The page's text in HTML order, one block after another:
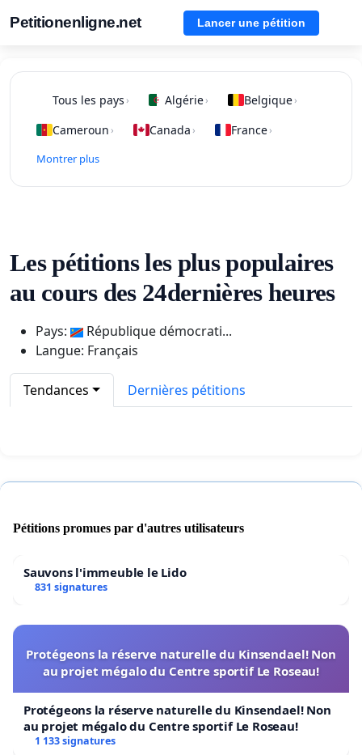
Petitionenligne.net Lancer une pétition
Tous les pays › Algérie› Belgique›
Cameroun › Canada › France›
Montrer plus
Les pétitions les plus populaires
au cours des 24dernières heures
Pays:
République démocrati...
Langue: Français
Tendances Dernières pétitions
Pétitions promues par d'autres utilisateurs
Sauvons l'immeuble le Lido
831 signatures
Protégeons la réserve naturelle du Kinsendael! Non
au projet mégalo du Centre sportif Le Roseau!
Protégeons la réserve naturelle du Kinsendael! Non
au projet mégalo du Centre sportif Le Roseau!
1 133 signatures